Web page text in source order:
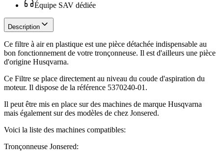
Équipe SAV dédiée
Description
Ce filtre à air en plastique est une pièce détachée indispensable au
bon fonctionnement de votre tronçonneuse. Il est d'ailleurs une pièce
d'origine Husqvarna.
Ce Filtre se place directement au niveau du coude d'aspiration du
moteur. Il dispose de la référence 5370240-01.
Il peut être mis en place sur des machines de marque Husqvarna
mais également sur des modèles de chez Jonsered.
Voici la liste des machines compatibles:
Tronçonneuse Jonsered: